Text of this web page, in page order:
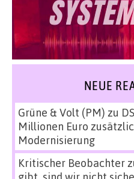
NEUE
Grüne & Volt (PM) zu
Millionen Euro
Modernisierung
Kritischer Beobachter